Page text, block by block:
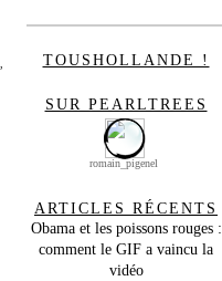
TOUSHOLLANDE !
SUR PEARLTREES
romain_pigenel
ARTICLES RÉCENTS
Obama et les poissons rouges :
comment le GIF a vaincu la
vidéo